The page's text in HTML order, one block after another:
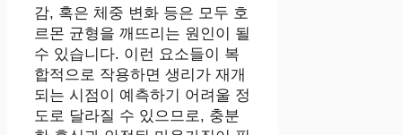
감, 혹은 체중 변화 등은 모두 호
르몬 균형을 깨뜨리는 원인이 될
수 있습니다. 이런 요소들이 복
합적으로 작용하면 생리가 재개
되는 시점이 예측하기 어려울 정
도로 달라질 수 있으므로, 충분